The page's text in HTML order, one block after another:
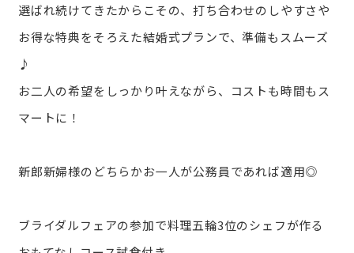
選ばれ続けてきたからこその、打ち合わせのしやすさや
お得な特典をそろえた結婚式プランで、準備もスムーズ
♪
お二人の希望をしっかり叶えながら、コストも時間もス
マートに！
新郎新婦様のどちらかお一人が公務員であれば適用◎
ブライダルフェアの参加で料理五輪3位のシェフが作る